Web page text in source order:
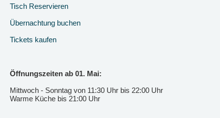
Tisch Reservieren
Übernachtung buchen
Tickets kaufen
Öffnungszeiten ab 01. Mai:
Mittwoch - Sonntag von 11:30 Uhr bis 22:00 Uhr
Warme Küche bis 21:00 Uhr